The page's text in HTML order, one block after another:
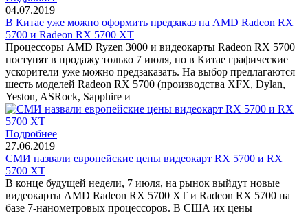
04.07.2019
В Китае уже можно оформить предзаказ на AMD Radeon RX
5700 и Radeon RX 5700 XT
Процессоры AMD Ryzen 3000 и видеокарты Radeon RX 5700
поступят в продажу только 7 июля, но в Китае графические
ускорители уже можно предзаказать. На выбор предлагаются
шесть моделей Radeon RX 5700 (производства XFX, Dylan,
Yeston, ASRock, Sapphire и
Подробнее
27.06.2019
СМИ назвали европейские цены видеокарт RX 5700 и RX
5700 XT
В конце будущей недели, 7 июля, на рынок выйдут новые
видеокарты AMD Radeon RX 5700 XT и Radeon RX 5700 на
базе 7-нанометровых процессоров. В США их цены